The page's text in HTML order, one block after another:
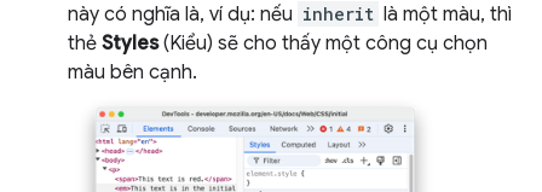
này có nghĩa là, ví dụ: nếu inherit là một màu, thì
thẻ Styles(Kiểu) sẽ cho thấy một công cụ chọn
màu bên cạnh.